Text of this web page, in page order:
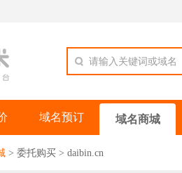
请输入关键词或域名
域名预订 域名商城
> 委托购买 > daibin.cn